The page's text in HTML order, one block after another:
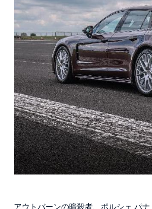
アウトバーンの暗殺者、ポルシェ パ